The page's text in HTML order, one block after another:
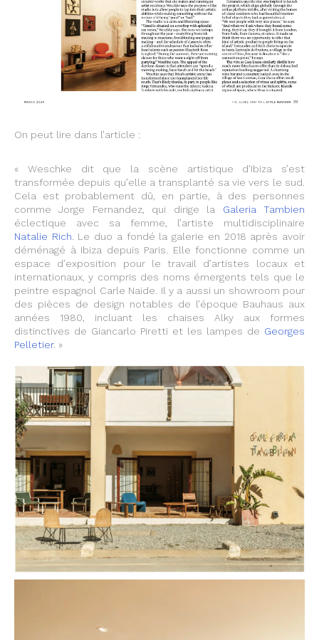
On peut lire dans l’article :
« Weschke dit que la scène artistique d’Ibiza s’est
transformée depuis qu’elle a transplanté sa vie vers le sud.
Cela est probablement dû, en partie, à des personnes
comme Jorge Fernandez, qui dirige la Galeria Tambien
éclectique avec sa femme, l’artiste multidisciplinaire
Natalie Rich . Le duo a fondé la galerie en 2018 après avoir
déménagé à Ibiza depuis Paris. Elle fonctionne comme un
espace d’exposition pour le travail d’artistes locaux et
internationaux, y compris des noms émergents tels que le
peintre espagnol Carle Naide. Il y a aussi un showroom pour
des pièces de design notables de l’époque Bauhaus aux
années 1980, incluant les chaises Alky aux formes
distinctives de Giancarlo Piretti et les lampes de Georges
Pelletier. »